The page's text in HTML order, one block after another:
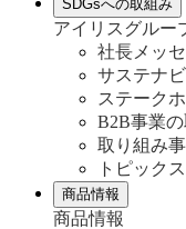
SDGsへの取組み
アイリスグルー
社長メッ
サステナ
ステーク
B2B事業
取り組み
トピックス
商品情報
商品情報